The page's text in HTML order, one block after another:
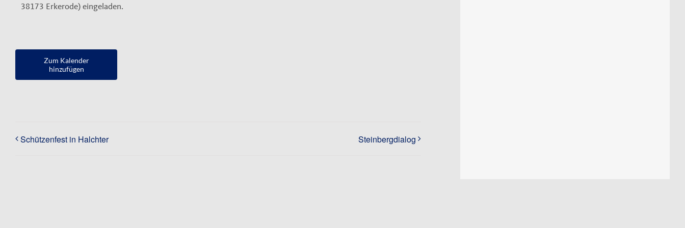
38173 Erkerode) eingeladen.
Zum Kalender
hinzufügen
Schützenfest in Halchter Steinbergdialog